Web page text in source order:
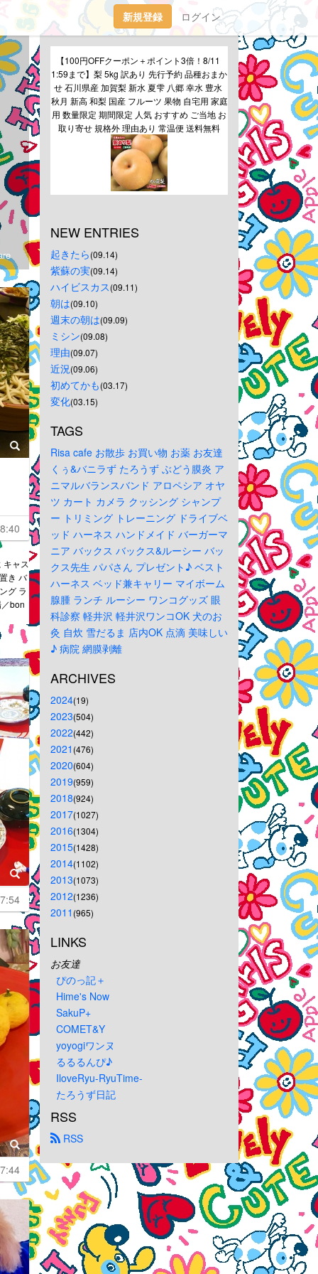
新規登録 ログイン
ャス
き バ
グ ラ
bon
【100円OFFクーポン＋ポイント3倍！8/11
1:59まで】梨 5kg 訳あり 先行予約 品種おまか
せ 石川県産 加賀梨 新水 夏雫 八郷 幸水 豊水
秋月 新高 和梨 国産 フルーツ 果物 自宅用 家庭
用 数量限定 期間限定 人気 おすすめ ご当地 お
取り寄せ 規格外 理由あり 常温便 送料無料
NEW ENTRIES
起きたら(09.14)
紫蘇の実(09.14)
ハイビスカス(09.11)
朝は(09.10)
週末の朝は(09.09)
ミシン(09.08)
理由(09.07)
近況(09.06)
初めてかも(03.17)
変化(03.15)
TAGS
Risa cafe お散歩 お買い物 お薬 お友達
くぅ&バニラず たろうず ぶどう膜炎 ア
ニマルバランスバンド アロペシア オヤ
ツ カート カメラ クッシング シャンプ
ー トリミング トレーニング ドライブベ
ッド ハーネス ハンドメイド バーガーマ
ニア バックス バックス&ルーシー バッ
クス先生 パパさん プレゼント♪ ベスト
ハーネス ベッド兼キャリー マイボーム
腺腫 ランチ ルーシー ワンコグッズ 眼
科診察 軽井沢 軽井沢ワンコOK 犬のお
灸 自炊 雪だるま 店内OK 点滴 美味しい
♪ 病院 網膜剥離
ARCHIVES
2024(19)
2023(504)
2022(442)
2021 (476)
2020(604)
2019(959)
2018(924)
2017(1027)
2016(1304)
2015(1428)
2014(1102)
2013(1073)
2012(1236)
2011 (965)
LINKS
お友達
ぴのっ記＋
Hime's Now
SakuP+
COMET&Y
yoyogiワンヌ
るるるんぴ♪
IloveRyu-RyuTime-
たろうず日記
RSS
RSS